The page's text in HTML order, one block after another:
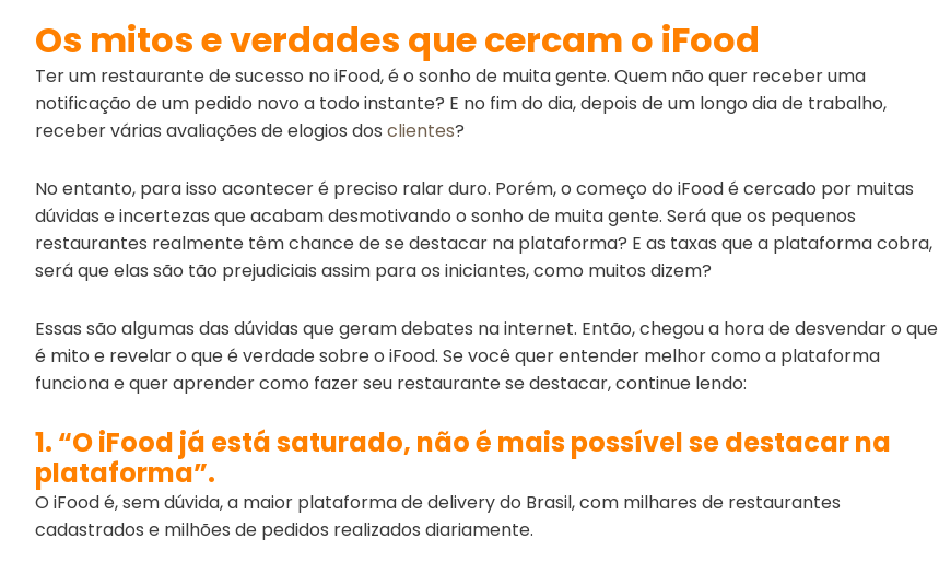
Os mitos e verdades que cercam o iFood
Ter um restaurante de sucesso no iFood, é o sonho de muita gente. Quem não quer receber uma
notificação de um pedido novo a todo instante? E no fim do dia, depois de um longo dia de trabalho,
receber várias avaliações de elogios dos clientes?
No entanto, para isso acontecer é preciso ralar duro. Porém, o começo do iFood é cercado por muitas
dúvidas e incertezas que acabam desmotivando o sonho de muita gente. Será que os pequenos
restaurantes realmente têm chance de se destacar na plataforma? E as taxas que a plataforma cobra,
será que elas são tão prejudiciais assim para os iniciantes, como muitos dizem?
Essas são algumas das dúvidas que geram debates na internet. Então, chegou a hora de desvendar o que
é mito e revelar o que é verdade sobre o iFood. Se você quer entender melhor como a plataforma
funciona e quer aprender como fazer seu restaurante se destacar, continue lendo:
1. “O iFood já está saturado, não é mais possível se destacar na
plataforma”.
O iFood é, sem dúvida, a maior plataforma de delivery do Brasil, com milhares de restaurantes
cadastrados e milhões de pedidos realizados diariamente.